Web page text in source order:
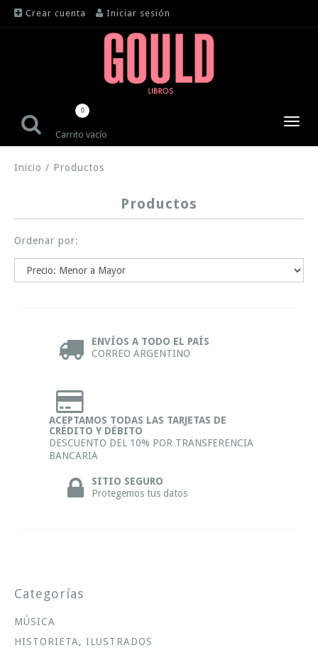
Crear cuenta Iniciar sesión
Carrito vacío
0
Inicio / Productos
Productos
Ordenar por:
ENVÍOS A TODO EL PAÍS
CORREO ARGENTINO
ACEPTAMOS TODAS LAS TARJETAS DE
CRÉDITO Y DÉBITO
DESCUENTO DEL 10% POR TRANSFERENCIA
BANCARIA
SITIO SEGURO
Protegemos tus datos
Categorías
MÚSICA
HISTORIETA, ILUSTRADOS